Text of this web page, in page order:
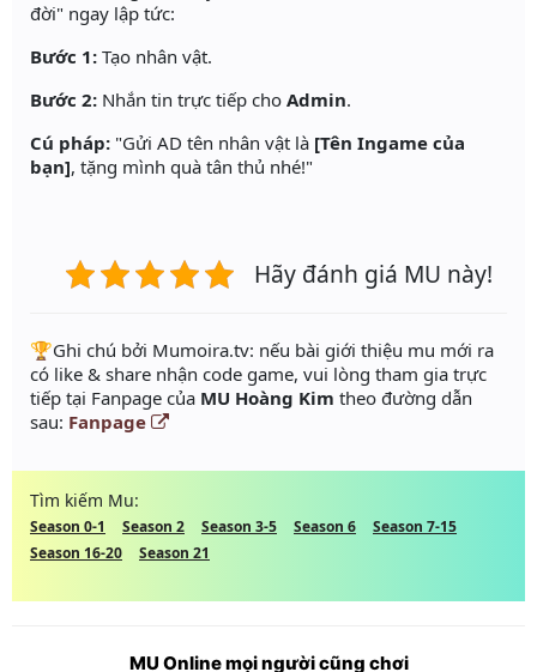
đời" ngay lập tức:
Bước 1: Tạo nhân vật.
Bước 2: Nhắn tin trực tiếp cho Admin.
Cú pháp: "Gửi AD tên nhân vật là [Tên Ingame của
bạn], tặng mình quà tân thủ nhé!"
Hãy đánh giá MU này!
️🏆Ghi chú bởi Mumoira.tv: nếu bài giới thiệu mu mới ra
có like & share nhận code game, vui lòng tham gia trực
tiếp tại Fanpage của MU Hoàng Kim theo đường dẫn
sau: Fanpage
Tìm kiếm Mu:
Season 0-1 Season 2 Season 3-5 Season 6
Season 7-15
Season 16-20
Season 21
MU Online mọi người cũng chơi